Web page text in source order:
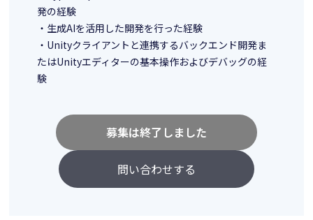
発の経験
・生成AIを活用した開発を行った経験
・Unityクライアントと連携するバックエンド開発ま
たはUnityエディターの基本操作およびデバッグの経
験
問い合わせする
募集は終了しました